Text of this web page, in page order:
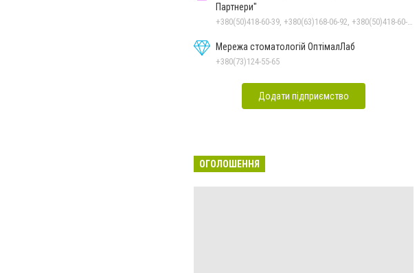
Партнери"
Мережа стоматологій ОптімалЛаб
+380(73)124-55-65
Додати підприємство
ОГОЛОШЕННЯ